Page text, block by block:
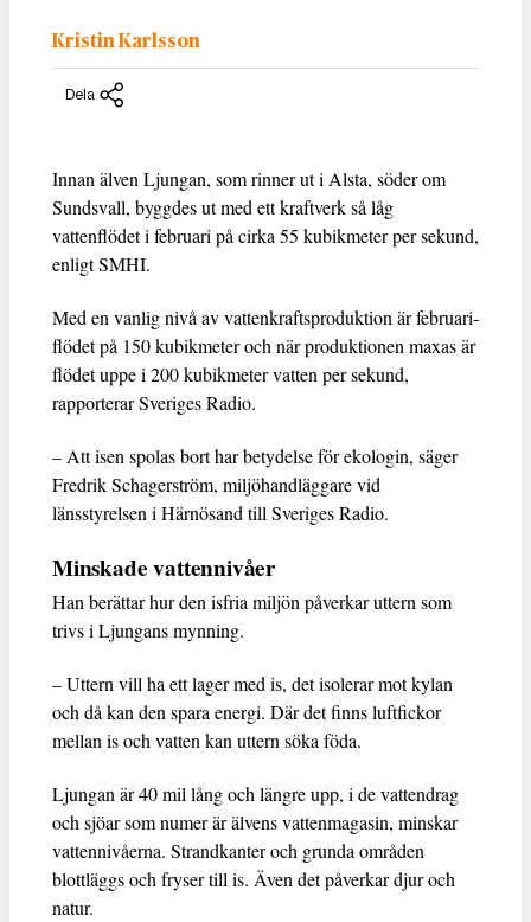
Kristin Karlsson
Dela
Innan älven Ljungan, som rinner ut i Alsta, söder om
Sundsvall, byggdes ut med ett kraftverk så låg
vattenflödet i februari på cirka 55 kubikmeter per sekund,
enligt SMHI.
Med en vanlig nivå av vattenkraftsproduktion är februari-
flödet på 150 kubikmeter och när produktionen maxas är
flödet uppe i 200 kubikmeter vatten per sekund,
rapporterar Sveriges Radio.
– Att isen spolas bort har betydelse för ekologin, säger
Fredrik Schagerström, miljöhandläggare vid
länsstyrelsen i Härnösand till Sveriges Radio.
Minskade vattennivåer
Han berättar hur den isfria miljön påverkar uttern som
trivs i Ljungans mynning.
– Uttern vill ha ett lager med is, det isolerar mot kylan
och då kan den spara energi. Där det finns luftfickor
mellan is och vatten kan uttern söka föda.
Ljungan är 40 mil lång och längre upp, i de vattendrag
och sjöar som numer är älvens vattenmagasin, minskar
vattennivåerna. Strandkanter och grunda områden
blottläggs och fryser till is. Även det påverkar djur och
natur.